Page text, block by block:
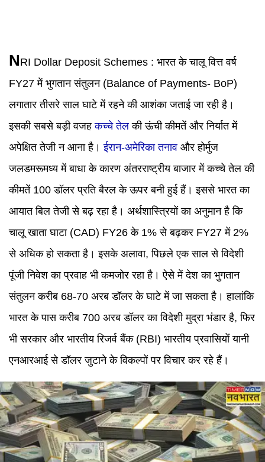
NRI Dollar Deposit Schemes : भारत के चालू वित्त वर्ष
FY27 में भुगतान संतुलन (Balance of Payments- BoP)
लगातार तीसरे साल घाटे में रहने की आशंका जताई जा रही है।
इसकी सबसे बड़ी वजहकच्चे तेल की ऊंची कीमतें और निर्यात में
अपेक्षित तेजी न आना है।ईरान-अमेरिका तनाव और होर्मुज
जलडमरूमध्य में बाधा के कारण अंतरराष्ट्रीय बाजार में कच्चे तेल की
कीमतें 100 डॉलर प्रति बैरल के ऊपर बनी हुई हैं। इससे भारत का
आयात बिल तेजी से बढ़ रहा है। अर्थशास्त्रियों का अनुमान है कि
चालू खाता घाटा (CAD) FY26 के 1% से बढ़कर FY27 में 2%
से अधिक हो सकता है। इसके अलावा, पिछले एक साल से विदेशी
पूंजी निवेश का प्रवाह भी कमजोर रहा है। ऐसे में देश का भुगतान
संतुलन करीब 68-70 अरब डॉलर के घाटे में जा सकता है। हालांकि
भारत के पास करीब 700 अरब डॉलर का विदेशी मुद्रा भंडार है, फिर
भी सरकार और भारतीय रिजर्व बैंक (RBI) भारतीय प्रवासियों यानी
एनआरआई से डॉलर जुटाने के विकल्पों पर विचार कर रहे हैं।